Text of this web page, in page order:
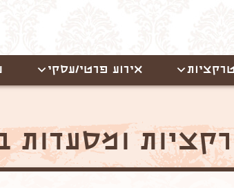
אירוע פרטי/עסקי
ומסעדות